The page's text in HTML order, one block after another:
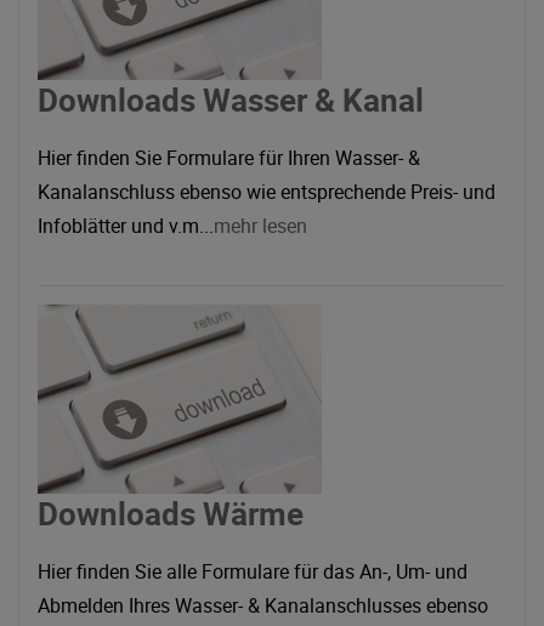
Downloads Wasser & Kanal
Hier finden Sie Formulare für Ihren Wasser- &
Kanalanschluss ebenso wie entsprechende Preis- und
Infoblätter und v.m...mehr lesen
Downloads Wärme
Hier finden Sie alle Formulare für das An-, Um- und
Abmelden Ihres Wasser- & Kanalanschlusses ebenso